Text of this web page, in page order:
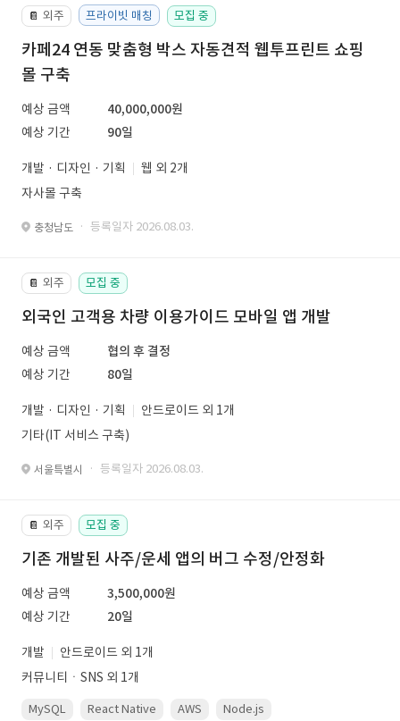
📔 외주 프라이빗 매칭 모집 중
카페24 연동 맞춤형 박스 자동견적 웹투프린트 쇼핑
몰 구축
예상 금액
40,000,000원
예상 기간
90일
개발 · 디자인 · 기획
웹 외 2개
자사몰 구축
충청남도 · 등록일자 2026.08.03.
📔 외주 모집 중
외국인 고객용 차량 이용가이드 모바일 앱 개발
예상 금액
협의 후 결정
예상 기간
80일
개발 · 디자인 · 기획
안드로이드 외 1개
기타(IT 서비스 구축)
서울특별시 · 등록일자 2026.08.03.
📔 외주 모집 중
기존 개발된 사주/운세 앱의 버그 수정/안정화
예상 금액
3,500,000원
예상 기간
20일
개발
안드로이드 외 1개
커뮤니티ㆍSNS 외 1개
MySQL React Native AWS Node.js